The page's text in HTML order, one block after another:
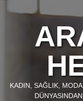
KADIN, SAĞLIK,